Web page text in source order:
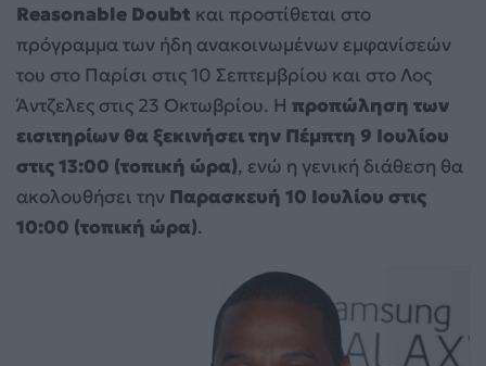
Reasonable Doubt και προστίθεται στο
πρόγραμμα των ήδη ανακοινωμένων εμφανίσεών
του στο Παρίσι στις 10 Σεπτεμβρίου και στο Λος
Άντζελες στις 23 Οκτωβρίου. Η προπώληση των
εισιτηρίων θα ξεκινήσει την Πέμπτη 9 Ιουλίου
στις 13:00 (τοπική ώρα), ενώ η γενική διάθεση θα
ακολουθήσει την Παρασκευή 10 Ιουλίου στις
10:00 (τοπική ώρα).